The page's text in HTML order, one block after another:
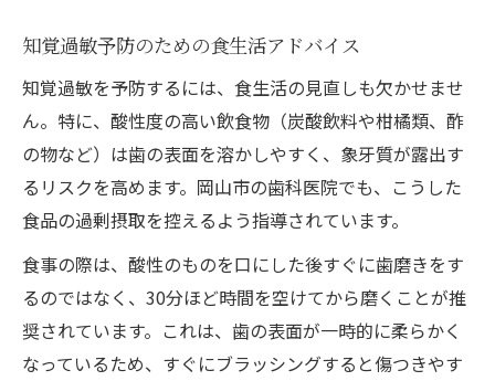
知覚過敏予防のための食生活アドバイス
知覚過敏を予防するには、食生活の見直しも欠かせませ
ん。特に、酸性度の高い飲食物（炭酸飲料や柑橘類、酢
の物など）は歯の表面を溶かしやすく、象牙質が露出す
るリスクを高めます。岡山市の歯科医院でも、こうした
食品の過剰摂取を控えるよう指導されています。
食事の際は、酸性のものを口にした後すぐに歯磨きをす
るのではなく、30分ほど時間を空けてから磨くことが推
奨されています。これは、歯の表面が一時的に柔らかく
なっているため、すぐにブラッシングすると傷つきやす